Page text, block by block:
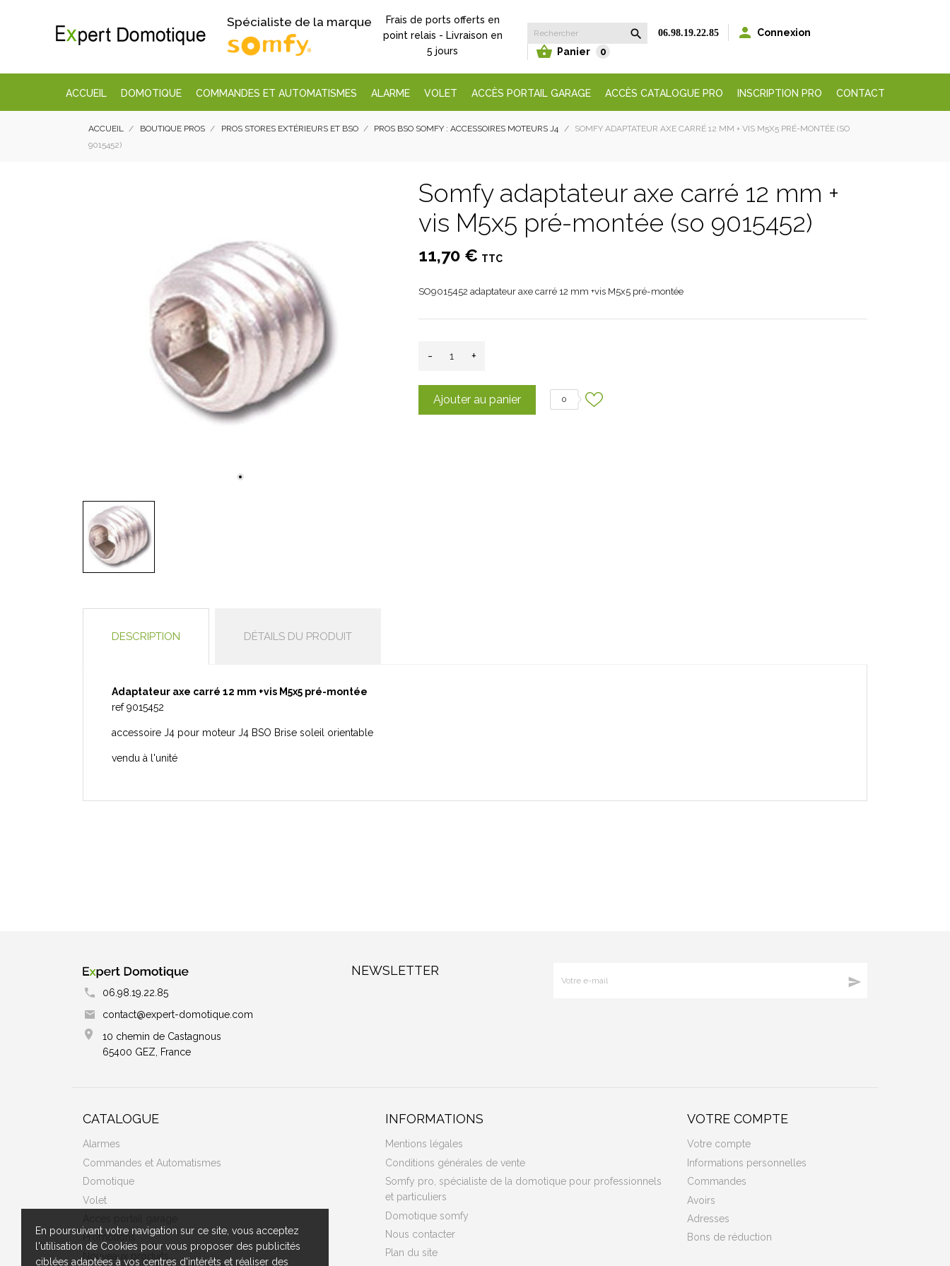
En poursuivant votre navigation sur ce site, vous acceptez
l'utilisation de Cookies pour vous proposer des publicités
ciblées adaptées à vos centres d'intérêts et réaliser des
Spécialiste de la marque
Frais de ports offerts en
point relais - Livraison en
5 jours
 06.98.19.22.85  Connexion
 Panier 0
ACCUEIL DOMOTIQUE COMMANDES ET AUTOMATISMES ALARME VOLET ACCÈS PORTAIL GARAGE ACCÈS CATALOGUE PRO INSCRIPTION PRO CONTACT
ACCUEIL BOUTIQUE PROS PROS STORES EXTÉRIEURS ET BSO PROS BSO SOMFY : ACCESSOIRES MOTEURS J4
SOMFY ADAPTATEUR AXE CARRÉ 12 MM + VIS M5X5 PRÉ-MONTÉE (SO
9015452)
Somfy adaptateur axe carré 12 mm +
vis M5x5 pré-montée (so 9015452)
11,70 € TTC
SO9015452 adaptateur axe carré 12 mm +vis M5x5 pré-montée
- +
Ajouter au panier 0
DESCRIPTION DÉTAILS DU PRODUIT
Adaptateur axe carré 12 mm +vis M5x5 pré-montée
ref 9015452
accessoire J4 pour moteur J4 BSO Brise soleil orientable
vendu à l'unité
06.98.19.22.85
contact@expert-domotique.com
10 chemin de Castagnous
65400 GEZ, France
NEWSLETTER

CATALOGUE
Alarmes
Commandes et Automatismes
Domotique
Volet
Promotions
Nouveaux produits
INFORMATIONS
Mentions légales
Conditions générales de vente
Somfy pro, spécialiste de la domotique pour professionnels
et particuliers
Domotique somfy
Nous contacter
Plan du site
VOTRE COMPTE
Votre compte
Informations personnelles
Commandes
Avoirs
Adresses
Bons de réduction